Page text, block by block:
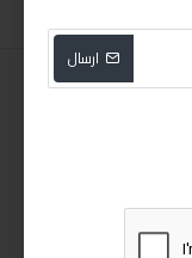
ارسال